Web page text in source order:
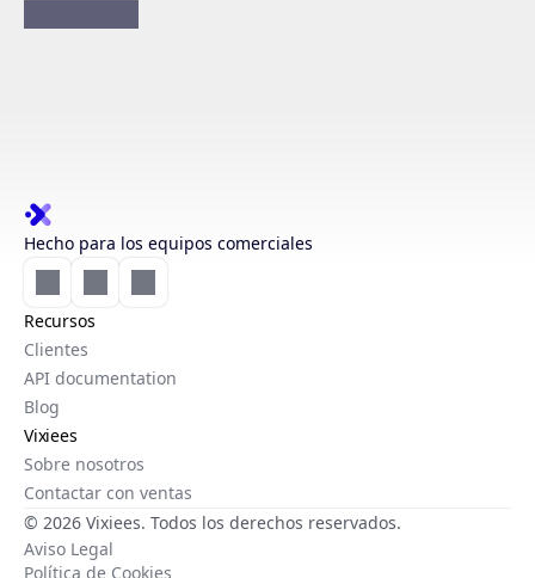
Hecho para los equipos comerciales
Recursos
Clientes
API documentation
Blog
Vixiees
Sobre nosotros
Contactar con ventas
© 2026 Vixiees. Todos los derechos reservados.
Aviso Legal
Política de Cookies